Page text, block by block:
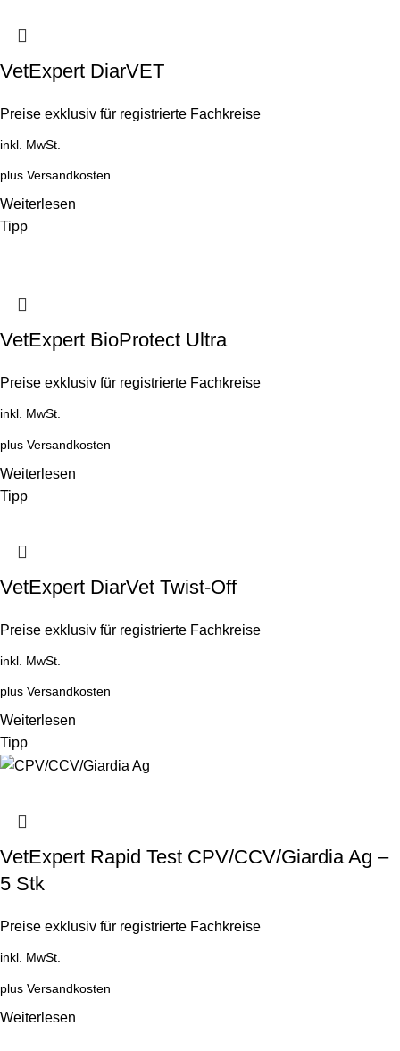
VetExpert DiarVET
Preise exklusiv für registrierte Fachkreise
inkl. MwSt.
plus Versandkosten
Weiterlesen
Tipp
VetExpert BioProtect Ultra
Preise exklusiv für registrierte Fachkreise
inkl. MwSt.
plus Versandkosten
Weiterlesen
Tipp
VetExpert DiarVet Twist-Off
Preise exklusiv für registrierte Fachkreise
inkl. MwSt.
plus Versandkosten
Weiterlesen
Tipp
VetExpert Rapid Test CPV/CCV/Giardia Ag –
5 Stk
Preise exklusiv für registrierte Fachkreise
inkl. MwSt.
plus Versandkosten
Weiterlesen